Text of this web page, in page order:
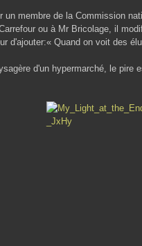
un membre de la Commission
ou à Mr Bricolage, il
d'ajouter:« Quand on voit des
d'un hypermarché, le